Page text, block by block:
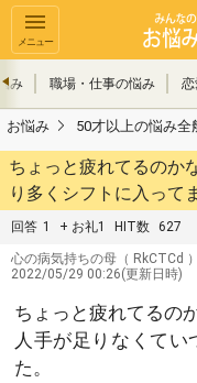
メニュー
み 職場・仕事の悩み
お悩み 50才以上の悩み全
ちょっと疲れてるのか
り多くシフトに入って
回答 1 + お礼1 HIT数 627
心の病気持ちの母 （ RkCTCd ）
2022/05/29 00:26(更新日時)
ちょっと疲れてるの
人手が足りなくて
た。